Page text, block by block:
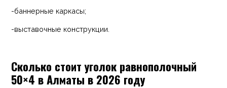
-баннерные каркасы;
-выставочные конструкции.
Сколько стоит уголок равнополочный
50×4 в Алматы в 2026 году